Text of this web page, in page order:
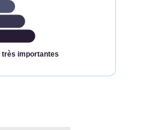
très importantes